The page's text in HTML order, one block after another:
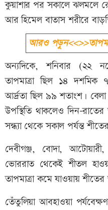
কুয়াশার পর সকালে ঝলমলে
আর হিমেল বাতাস শরীরে
আরও
অন্যদিকে, শনিবার (২২
তাপমাত্রা ছিল ১৪ দশমিক
আর্দ্রতা ছিল ৯৯ শতাংশ।
উপস্থিতি থাকলেও দিন-
সন্ধ্যা থেকে সকাল পর্যন্ত
দেবীগঞ্জ, বোদা,
ভোররাত থেকেই শীতল
তাপমাত্রা কমে যাওয়ায়
তেঁতুলিয়া আবহাওয়া